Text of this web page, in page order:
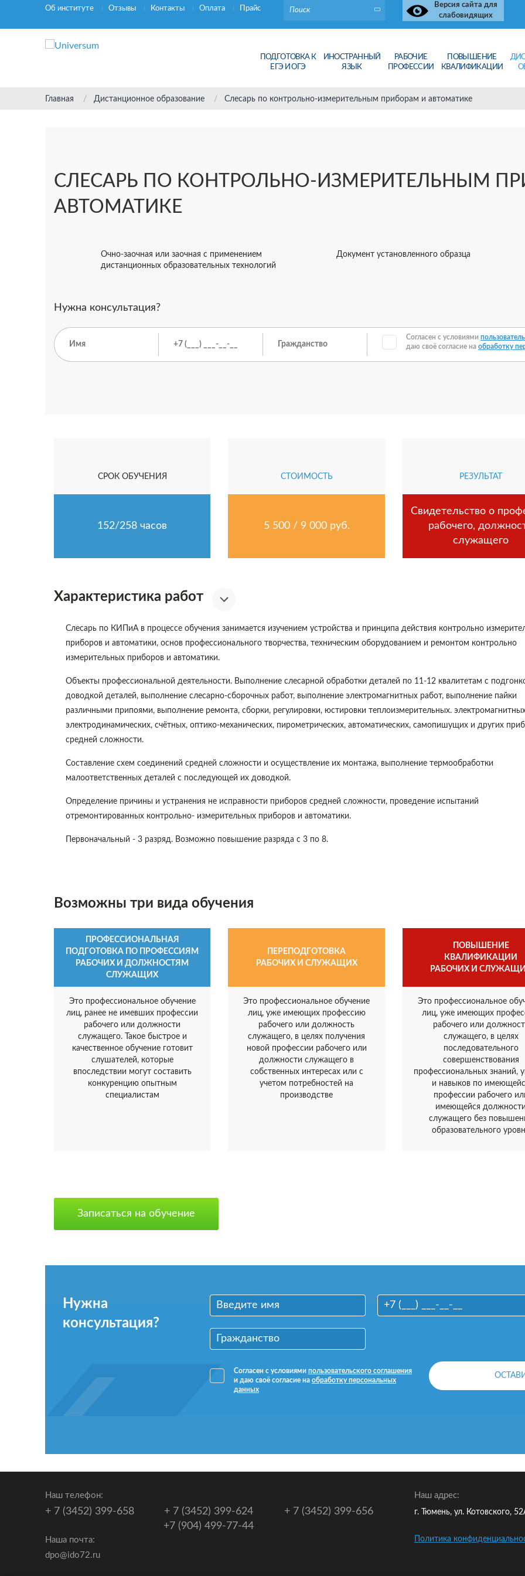
Об институте Отзывы Контакты Оплата Прайс
Версия сайта для
слабовидящих
ПОДГОТОВКА К
ЕГЭ И ОГЭ
ИНОСТРАННЫЙ
ЯЗЫК
РАБОЧИЕ
ПРОФЕССИИ
ПОВЫШЕНИЕ
КВАЛИФИКАЦИИ
Главная Дистанционное образование Слесарь по контрольно-измерительным приборам и автоматике
СЛЕСАРЬ ПО КОНТРОЛЬНО-ИЗМЕРИТЕЛЬНЫМ
АВТОМАТИКЕ
Очно-заочная или заочная с применением
дистанционных образовательных технологий
Документ установленного образца
Нужна консультация?
Согласен с условиями
даю своё согласие на обработку
СРОК ОБУЧЕНИЯ
152/258 часов
СТОИМОСТЬ
5 500 / 9 000 руб.
РЕЗУЛЬТАТ
Свидетельство о
рабочего,
служащего
Характеристика работ
Слесарь по КИПиА в процессе обучения занимается изучением устройства и принципа действия контрольно
приборов и автоматики, основ профессионального творчества, техническим оборудованием и ремонтом контрольно
измерительных приборов и автоматики.
Объекты профессиональной деятельности. Выполнение слесарной обработки деталей по 11-12 квалитетам с
доводкой деталей, выполнение слесарно-сборочных работ, выполнение электромагнитных работ, выполнение пайки
различными припоями, выполнение ремонта, сборки, регулировки, юстировки теплоизмерительных.
электродинамических, счётных, оптико-механических, пирометрических, автоматических, самопишущих и других
средней сложности.
Составление схем соединений средней сложности и осуществление их монтажа, выполнение термообработки
малоответственных деталей с последующей их доводкой.
Определение причины и устранения не исправности приборов средней сложности, проведение испытаний
отремонтированных контрольно- измерительных приборов и автоматики.
Первоначальный - 3 разряд. Возможно повышение разряда с 3 по 8.
Возможны три вида обучения
ПРОФЕССИОНАЛЬНАЯ
ПОДГОТОВКА ПО ПРОФЕССИЯМ
РАБОЧИХ И ДОЛЖНОСТЯМ
СЛУЖАЩИХ
Это профессиональное обучение
лиц, ранее не имевших профессии
рабочего или должности
служащего. Такое быстрое и
качественное обучение готовит
слушателей, которые
впоследствии могут составить
конкуренцию опытным
специалистам
ПЕРЕПОДГОТОВКА
РАБОЧИХ И СЛУЖАЩИХ
Это профессиональное обучение
лиц, уже имеющих профессию
рабочего или должность
служащего, в целях получения
новой профессии рабочего или
должности служащего в
собственных интересах или с
учетом потребностей на
производстве
ПОВЫШЕНИЕ
КВАЛИФИКАЦИИ
РАБОЧИХ И
Это профессиональное
лиц, уже имеющих
рабочего или
служащего, в целях
последовательного
совершенствования
профессиональных знаний,
и навыков по
профессии рабочего
имеющейся должности
служащего без
образовательного
Записаться на обучение
Нужна
консультация?
Согласен с условиями пользовательского соглашения
и даю своё согласие на обработку персональных
данных
Наш телефон:
+ 7 (3452) 399-658
+ 7 (3452) 399-624
+7 (904) 499-77-44
+ 7 (3452) 399-656
Наша почта:
dpo@ido72.ru
Наш адрес:
г. Тюмень, ул. Котовского,
Политика